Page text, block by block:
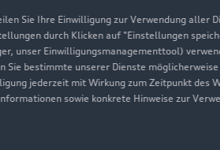
Sie Ihre Einwilligung zur Verwendung aller
durch Klicken auf "Einstellungen
unser Einwilligungsmanagementtool)
bestimmte unserer Dienste
jederzeit mit Wirkung zum Zeitpunkt des
sowie konkrete Hinweise zur